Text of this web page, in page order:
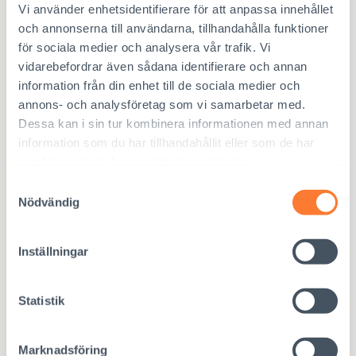
Vi använder enhetsidentifierare för att anpassa innehållet
och annonserna till användarna, tillhandahålla funktioner
för sociala medier och analysera vår trafik. Vi
vidarebefordrar även sådana identifierare och annan
information från din enhet till de sociala medier och
annons- och analysföretag som vi samarbetar med.
Dessa kan i sin tur kombinera informationen med annan
information som du har tillhandahållit eller som de har
Nödvändig
Inställningar
Statistik
Marknadsföring
mängd
20,00€
bristen på det är något som påverkar speciellt flickors möjligheter